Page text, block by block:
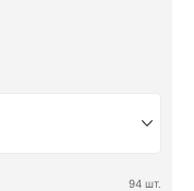
94 шт.